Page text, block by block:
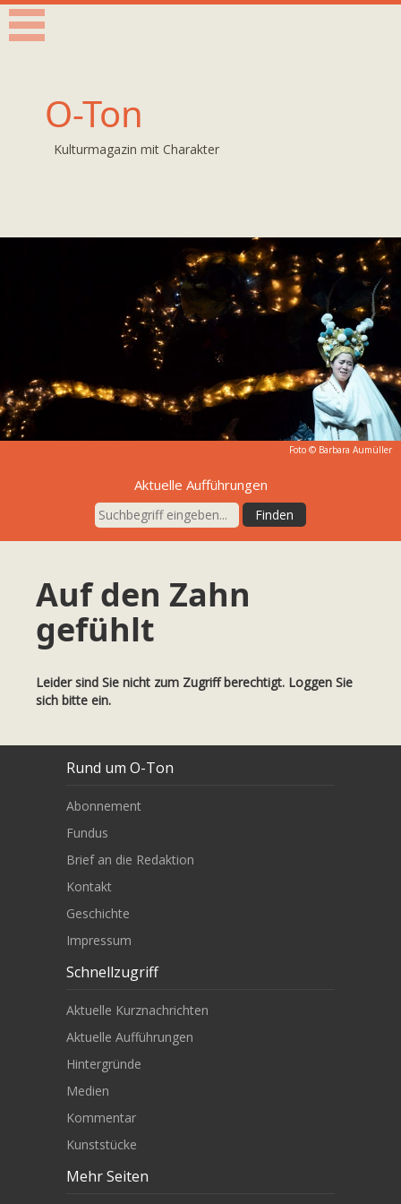
O-Ton
Kulturmagazin mit Charakter
Foto © Barbara Aumüller
Aktuelle Aufführungen
Auf den Zahn
gefühlt
Leider sind Sie nicht zum Zugriff berechtigt. Loggen Sie
sich bitte ein.
Rund um O-Ton
Abonnement
Fundus
Brief an die Redaktion
Kontakt
Geschichte
Impressum
Schnellzugriff
Aktuelle Kurznachrichten
Aktuelle Aufführungen
Hintergründe
Medien
Kommentar
Kunststücke
Mehr Seiten